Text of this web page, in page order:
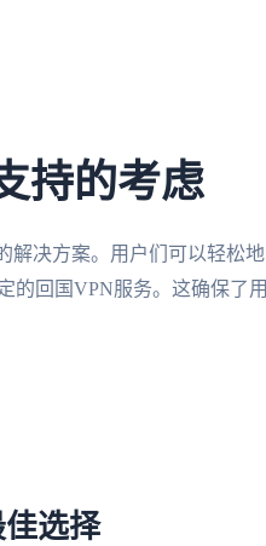
持的考虑
解决方案。用户们可以轻松地
的回国VPN服务。这确保了用
选择